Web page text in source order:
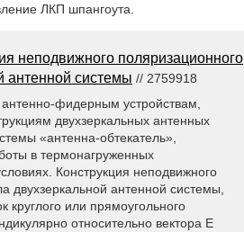
ЛКП шпангоута.
неподвижного поляризационного
антенной системы // 2759918
антенно-фидерным устройствам,
двухзеркальных антенных
«антенна-обтекатель»,
в термонагруженных
Конструкция неподвижного
двухзеркальной антенной системы,
круглого или прямоугольного
относительно вектора Е